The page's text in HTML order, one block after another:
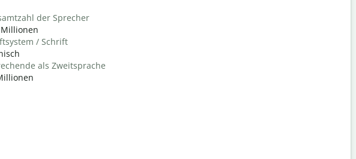
der Sprecher
/ Schrift
als Zweitsprache